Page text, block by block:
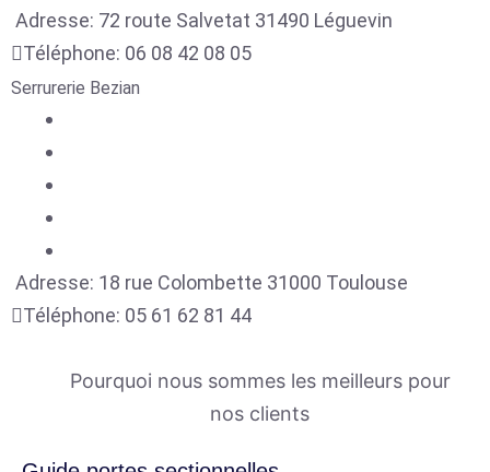
Adresse: 72 route Salvetat 31490 Léguevin
Téléphone: 06 08 42 08 05
Serrurerie Bezian
Adresse: 18 rue Colombette 31000 Toulouse
Téléphone: 05 61 62 81 44
Pourquoi nous sommes les meilleurs pour
nos clients